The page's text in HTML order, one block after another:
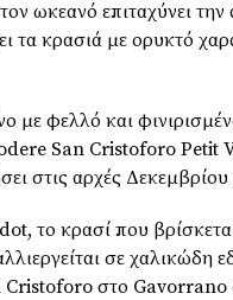
ωκεανό επιταχύνει
τα κρασιά με ορυκτό
με φελλό και
San Cristoforo Petit
στις αρχές Δεκεμβρίου
, το κρασί που
σε χαλικώδη
Cristoforo στο Gavorrano